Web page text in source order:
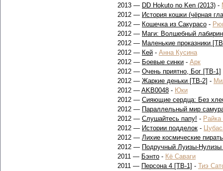
2013 — DD Hokuto no Ken (2013) -
2012 — История кошки (чёрная
2012 — Кошечка из Сакурасо -
2012 — Маги: Волшебный
2012 — Маленькие проказники
2012 — Кей - Анна Кусина
2012 — Боевые синки - Арк
2012 — Очень приятно, Бог [ТВ-1]
2012 — Жаркие деньки [ТВ-2] -
2012 — AKB0048 - Юки
2012 — Сияющие сердца: Без
2012 — Параллельный мир
2012 — Слушайтесь папу! -
2012 — Истории подделок -
2012 — Лихие космические
2012 — Подручный Луизы-Нулизы
2011 — Бэнто - Кё Саваги
2011 — Персона 4 [ТВ-1] - Тиэ